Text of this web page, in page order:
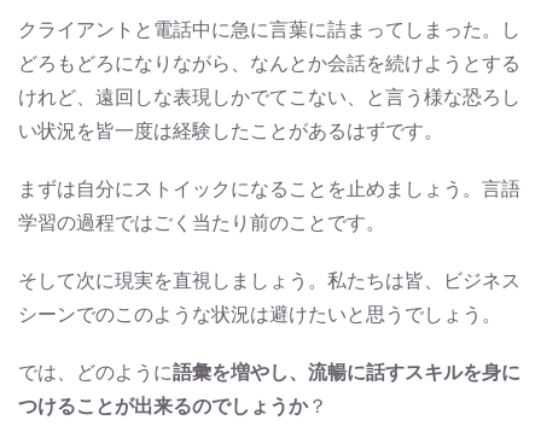
クライアントと電話中に急に言葉に詰まってしまった。し
どろもどろになりながら、なんとか会話を続けようとする
けれど、遠回しな表現しかでてこない、と言う様な恐ろし
い状況を皆一度は経験したことがあるはずです。
まずは自分にストイックになることを止めましょう。言語
学習の過程ではごく当たり前のことです。
そして次に現実を直視しましょう。私たちは皆、ビジネス
シーンでのこのような状況は避けたいと思うでしょう。
では、どのように語彙を増やし、流暢に話すスキルを身に
つけることが出来るのでしょうか？